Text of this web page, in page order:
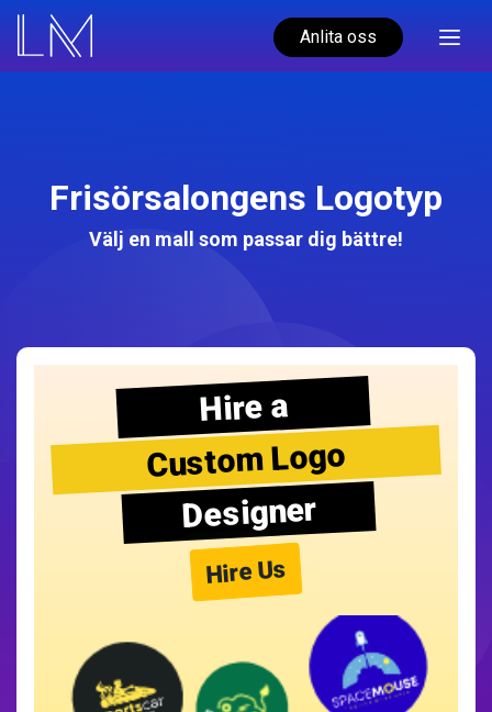
Anlita oss
Frisörsalongens Logotyp
Välj en mall som passar dig bättre!
Hire a
Custom Logo
Designer
Hire Us